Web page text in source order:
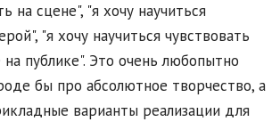
на сцене", "я хочу научиться
"я хочу научиться чувствовать
публике". Это очень любопытно
бы про абсолютное творчество, а
варианты реализации для